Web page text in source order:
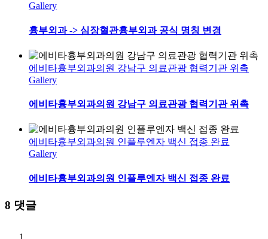
Gallery
흉부외과 -> 심장혈관흉부외과 공식 명칭 변경
에비타흉부외과의원 강남구 의료관광 협력기관 위촉
Gallery
에비타흉부외과의원 강남구 의료관광 협력기관 위촉
에비타흉부외과의원 인플루엔자 백신 접종 완료
Gallery
에비타흉부외과의원 인플루엔자 백신 접종 완료
8 댓글